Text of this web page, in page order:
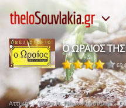
Ο ΩΡΑΙΟΣ ΤΗΣ
69
Αττική Ίλιον (τ. Νέων Λιοσίων) Ο